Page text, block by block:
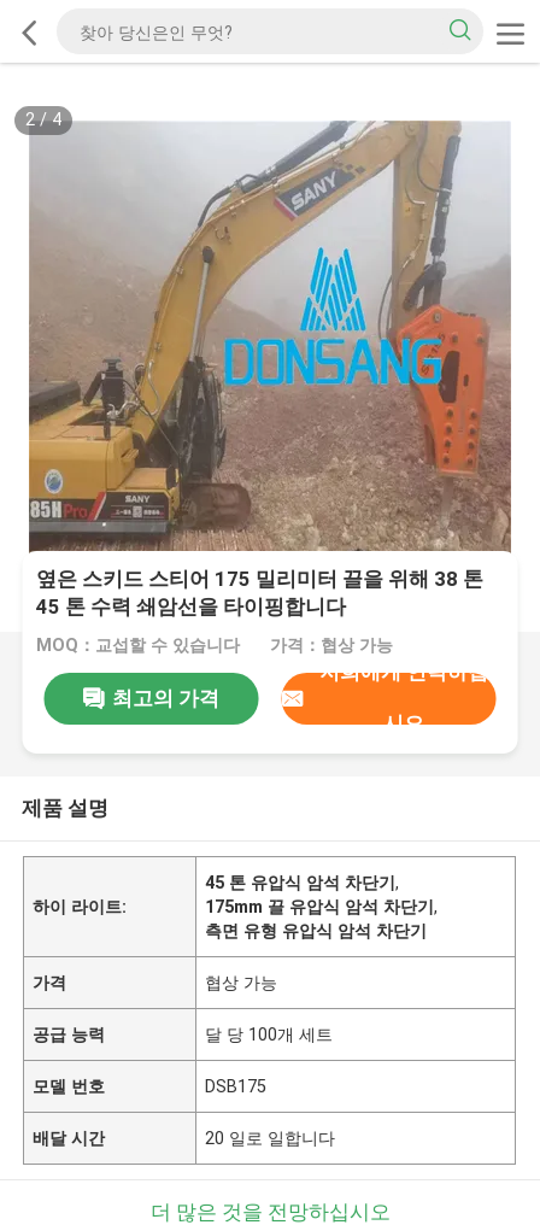
2/4
옆은 스키드 스티어 175 밀리미터 끌을 위해 38 톤
45 톤 수력 쇄암선을 타이핑합니다
MOQ：교섭할 수 있습니다 가격：협상 가능
최고의 가격
저희에게 연락하십
시오
제품 설명
하이 라이트:
45 톤 유압식 암석 차단기,
175mm 끌 유압식 암석 차단기,
측면 유형 유압식 암석 차단기
가격 협상 가능
공급 능력 달 당 100개 세트
모델 번호 DSB175
배달 시간 20 일로 일합니다
더 많은 것을 전망하십시오